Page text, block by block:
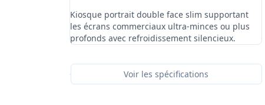
Kiosque portrait double face slim supportant
les écrans commerciaux ultra-minces ou plus
profonds avec refroidissement silencieux.
Voir les spécifications